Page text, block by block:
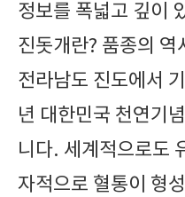
정보를 폭넓고 깊이
진돗개란? 품종의
전라남도 진도에서
년 대한민국 천연기
니다. 세계적으로도
자적으로 혈통이 형